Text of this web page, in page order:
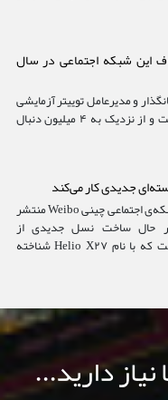
شد...
این شبکه اجتماعی در سال
و مدیرعامل توییتر آزمایشی
جالب توجه را به راه انداخت و از نزدیک به ۴ میلیون دنبال
براساس اطلاعاتی که در شبکه‌ی اجتماعی چینی Weibo منتشر
حال ساخت نسل جدیدی از
تراشه‌‌های ۱۰ هسته‌ای است که با نام Helio X۲۷ شناخته
دارید...